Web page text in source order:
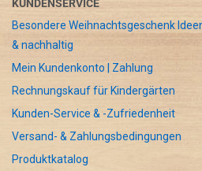
KUNDENSERVICE
Besondere Weihnachtsgeschenk
& nachhaltig
Mein Kundenkonto | Zahlung
Rechnungskauf für Kindergärten
Kunden-Service & -Zufriedenheit
Versand- & Zahlungsbedingungen
Produktkatalog